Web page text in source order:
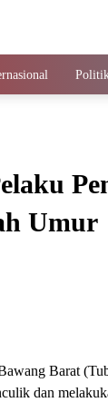
Umur
Barat
dan